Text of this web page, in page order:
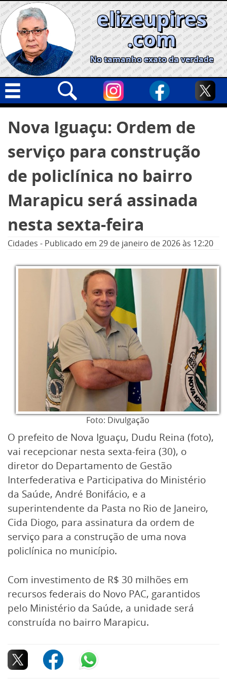
Skip
to
content
elizeupires
.com
No tamanho exato da verdade
Geral
Cidades
Política
Nacional
Opinião
Informe especial
por:
Nova Iguaçu: Ordem de
serviço para construção
de policlínica no bairro
Marapicu será assinada
nesta sexta-feira
Cidades - Publicado em 29 de janeiro de 2026às 12:20
Foto: Divulgação
O prefeito de Nova Iguaçu, Dudu Reina (foto),
vai recepcionar nesta sexta-feira (30), o
diretor do Departamento de Gestão
Interfederativa e Participativa do Ministério
da Saúde, André Bonifácio, e a
superintendente da Pasta no Rio de Janeiro,
Cida Diogo, para assinatura da ordem de
serviço para a construção de uma nova
policlínica no município.
Com investimento de R$ 30 milhões em
recursos federais do Novo PAC, garantidos
pelo Ministério da Saúde, a unidade será
construída no bairro Marapicu.